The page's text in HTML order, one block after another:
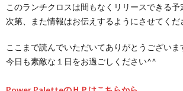
このランチクロスは間もなくリリースできる
次第、また情報はお伝えするようにさせてくだ
ここまで読んでいただいてありがとうございま
今日も素敵な１日をお過ごしください^^